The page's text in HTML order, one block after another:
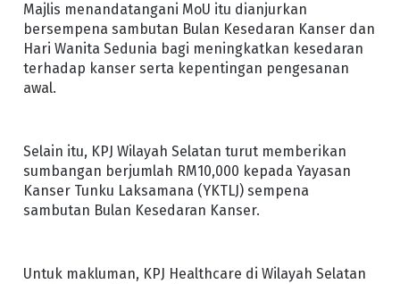
Majlis menandatangani MoU itu dianjurkan
bersempena sambutan Bulan Kesedaran Kanser dan
Hari Wanita Sedunia bagi meningkatkan kesedaran
terhadap kanser serta kepentingan pengesanan
awal.
Selain itu, KPJ Wilayah Selatan turut memberikan
sumbangan berjumlah RM10,000 kepada Yayasan
Kanser Tunku Laksamana (YKTLJ) sempena
sambutan Bulan Kesedaran Kanser.
Untuk makluman, KPJ Healthcare di Wilayah Selatan